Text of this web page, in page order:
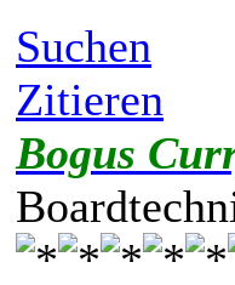
Suchen
Zitieren
Bogus